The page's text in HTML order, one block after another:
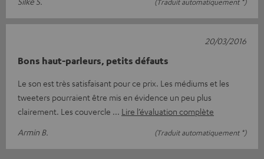
Bons haut-parleurs, petits défauts
Le son est très satisfaisant pour ce prix. Les médiums et les
tweeters pourraient être mis en évidence un peu plus
clairement. Les couvercle
Lire l’évaluation complète
Armin B.
(Traduit automatiquement *)
20/03/2016